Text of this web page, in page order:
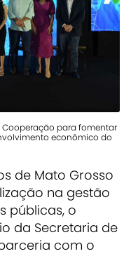
para fomentar
econômico do
de Mato Grosso
na gestão
públicas, o
da Secretaria de
com o